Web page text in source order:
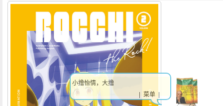
小撸怡情，大撸伤身！
| 菜单 |